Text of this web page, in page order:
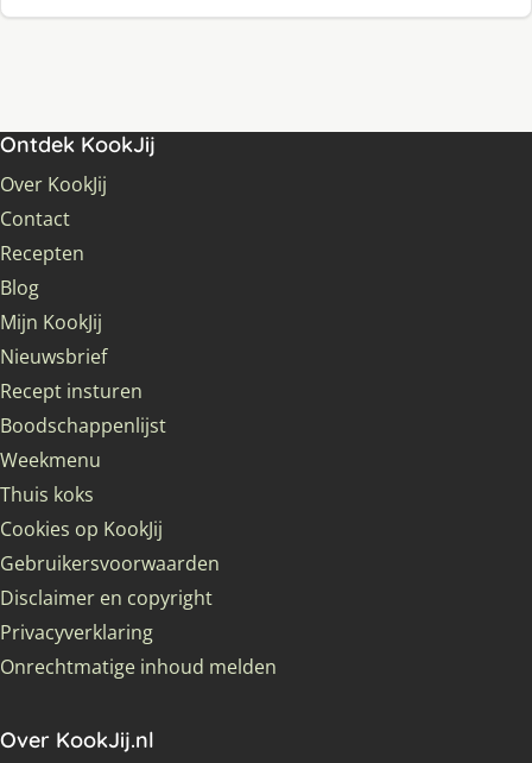
Ontdek KookJij
Over KookJij
Contact
Recepten
Blog
Mijn KookJij
Nieuwsbrief
Recept insturen
Boodschappenlijst
Weekmenu
Thuis koks
Cookies op KookJij
Gebruikersvoorwaarden
Disclaimer en copyright
Privacyverklaring
Onrechtmatige inhoud melden
Over KookJij.nl